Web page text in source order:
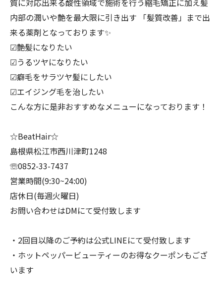
質に対応出来る酸性領域で施術を行う縮毛矯正に加え髪
内部の潤いや艶を最大限に引き出す 「髪質改善」まで出
来る薬剤となっております✨
︎︎︎︎☑︎艶髪になりたい
︎︎︎︎︎︎☑︎うるツヤになりたい
︎︎︎︎︎︎☑︎癖毛をサラツヤ髪にしたい
︎︎︎︎︎︎☑︎エイジング毛を治したい
こんな方に是非おすすめなメニューになっております！
☆BeatHair☆
島根県松江市西川津町1248
☏0852-33-7437
営業時間(9:30~24:00)
店休日(毎週火曜日)
お問い合わせはDMにて受付致します
・2回目以降のご予約は公式LINEにて受付致します
・ホットペッパービューティーのお得なクーポンもござ
います